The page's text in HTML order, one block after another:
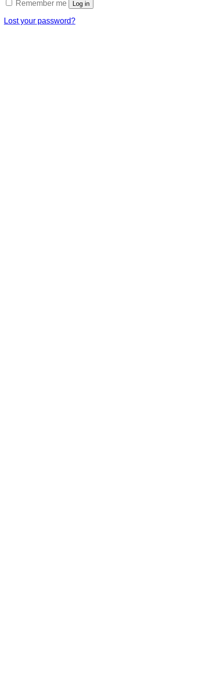
Remember me Log in
Lost your password?